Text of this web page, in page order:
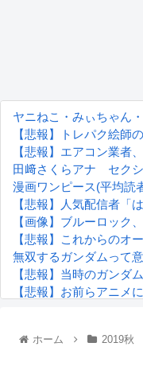
ヤニねこ・みぃちゃん
【悲報】トレパク絵師
【悲報】エアコン業者
田﨑さくらアナ セクシ
漫画ワンピース(平均読
【悲報】人気配信者
【画像】ブルーロック
【悲報】これからのオ
無双するガンダムって
【悲報】当時のガンダ
【悲報】お前らアニメ
『進撃の巨人』で一番
ホーム 2019秋